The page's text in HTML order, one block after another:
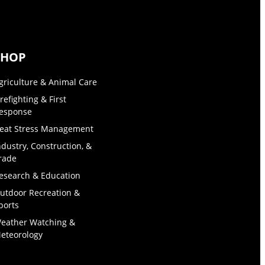
& Animal Care
& First
Stress Management
Construction, &
& Education
Recreation &
Watching &